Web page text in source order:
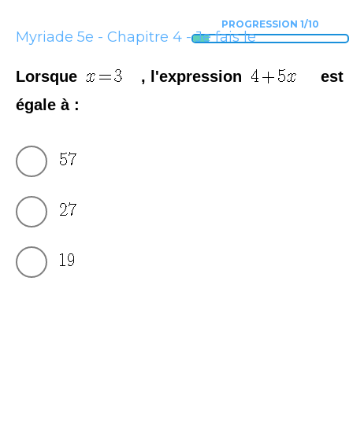
PROGRESSION 1/10
Myriade 5e - Chapitre 4 - Je fais le
Lorsque
, l'expression
est
égale à :